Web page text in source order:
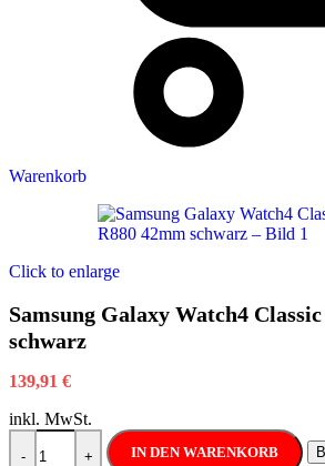
Warenkorb
Click to enlarge
Samsung Galaxy Watch4
schwarz
139,91 €
inkl. MwSt.
-
Samsung Galaxy Watch4 Classic SM-R880
+ IN DEN WARENKORB